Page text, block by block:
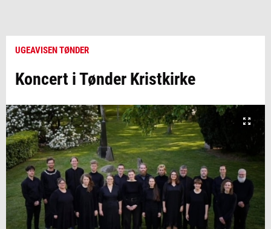
UGEAVISEN TØNDER
Koncert i Tønder Kristkirke